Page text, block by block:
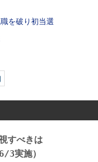
を破り初当選
すべきは
3実施）